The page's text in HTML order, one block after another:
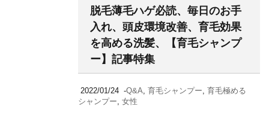
脱毛薄毛ハゲ必読、毎日のお手
入れ、頭皮環境改善、育毛効果
を高める洗髪、【育毛シャンプ
ー】記事特集
2022/01/24 -Q&A 育毛シャンプー 育毛極める
シャンプー 女性